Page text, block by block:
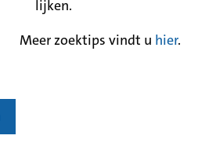
lijken.
Meer zoektips vindt u hier.